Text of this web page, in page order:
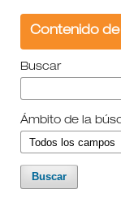
Contenido de
Buscar
Ámbito de la